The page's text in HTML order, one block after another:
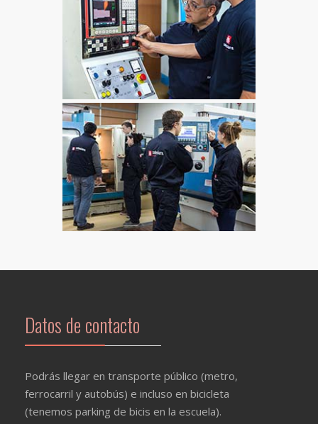
Datos de contacto
Podrás llegar en transporte público (metro,
ferrocarril y autobús) e incluso en bicicleta
(tenemos parking de bicis en la escuela).